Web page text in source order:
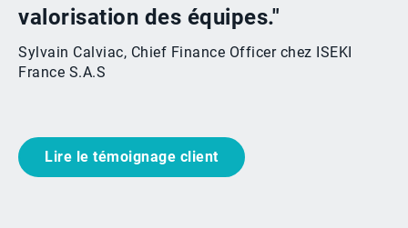
valorisation des équipes."
Sylvain Calviac, Chief Finance Officer chez ISEKI
France S.A.S
Lire le témoignage client